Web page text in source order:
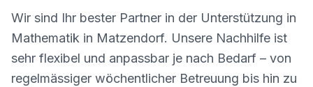
Wir sind Ihr bester Partner in der Unterstützung in
Mathematik in Matzendorf. Unsere Nachhilfe ist
sehr flexibel und anpassbar je nach Bedarf – von
regelmässiger wöchentlicher Betreuung bis hin zu